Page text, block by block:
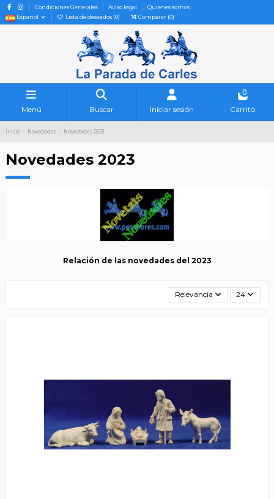
Condiciones Generales Aviso legal
Quienes somos
Español
Lista de deseados (0) Comparar (0)
Menú Buscar Iniciar sesión
0
Carrito
Inicio Novedades Novedades 2023
Novedades 2023
Relación de las novedades del 2023
Relevancia 24